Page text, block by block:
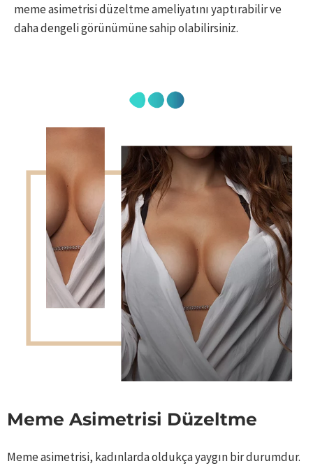
meme asimetrisi düzeltme ameliyatını yaptırabilir ve
daha dengeli görünümüne sahip olabilirsiniz.
Meme Asimetrisi Düzeltme
Meme asimetrisi, kadınlarda oldukça yaygın bir durumdur.